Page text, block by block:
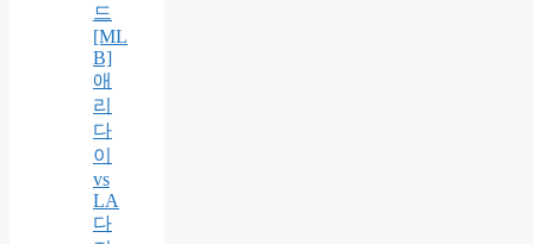
드
[ML
B]
애
리
다
이
vs
LA
다